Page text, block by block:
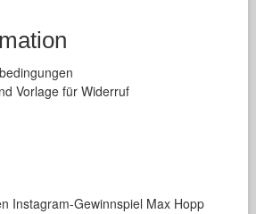
Vorlage für Widerruf
Instagram-Gewinnspiel Max Hopp